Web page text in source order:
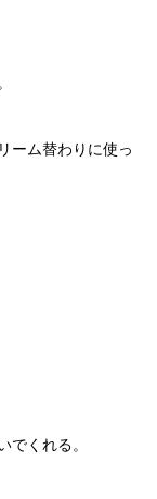
ーム替わりに使っ
でくれる。